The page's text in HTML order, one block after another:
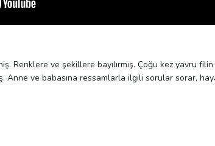
Renklere ve şekillere bayılırmış. Çoğu kez yavru
Anne ve babasına ressamlarla ilgili sorular sorar,